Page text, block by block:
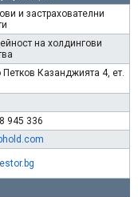
и застрахователни
на холдингови
Петков Казанджията 4, ет.
945 336